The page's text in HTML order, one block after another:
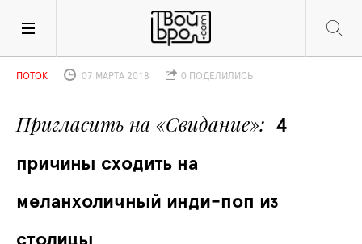
Пригласить на «Свидание»
4
причины сходить на
меланхоличный инди-поп из
столицы
ПОТОК 07 МАРТА 2018 0 ПОДЕЛИЛИСЬ